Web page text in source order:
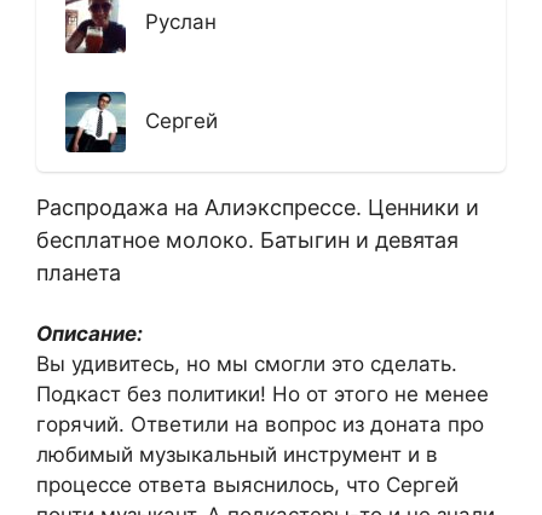
Руслан
Сергей
Распродажа на Алиэкспрессе. Ценники и
бесплатное молоко. Батыгин и девятая
планета
Описание:
Вы удивитесь, но мы смогли это сделать.
Подкаст без политики! Но от этого не менее
горячий. Ответили на вопрос из доната про
любимый музыкальный инструмент и в
процессе ответа выяснилось, что Сергей